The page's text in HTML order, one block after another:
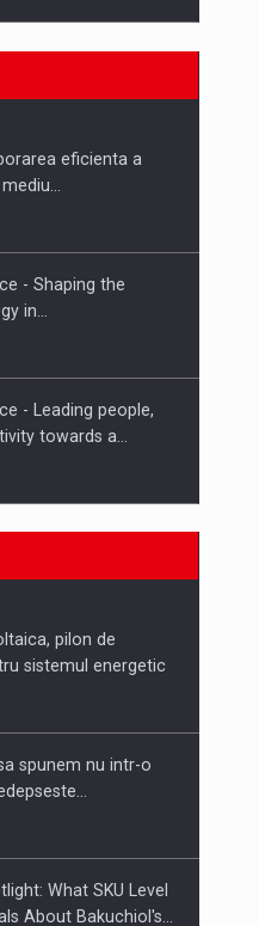
peste 25…
DIN MEDIUL
Craiului 2026,
eficienta a
- Shaping the
in…
- Leading people,
towards a…
- Shaping The
Evolution-
Finantare
pilon de
sistemul energetic
spunem nu intr-o
What SKU Level
About Bakuchiol's…